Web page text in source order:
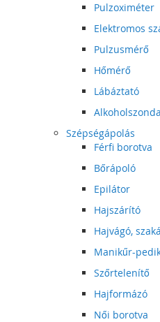
Pulzoximéter
Elektromos
Pulzusmérő
Hőmérő
Lábáztató
Alkoholszonda
Szépségápolás
Férfi borotva
Bőrápoló
Epilátor
Hajszárító
Hajvágó,
Manikűr-
Szőrtelenítő
Hajformázó
Női borotva